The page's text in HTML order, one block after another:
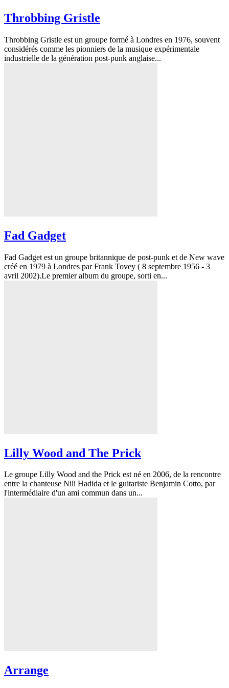
Throbbing Gristle
Throbbing Gristle est un groupe formé à Londres en 1976, souvent
considérés comme les pionniers de la musique expérimentale
industrielle de la génération post-punk anglaise...
Fad Gadget
Fad Gadget est un groupe britannique de post-punk et de New wave
créé en 1979 à Londres par Frank Tovey ( 8 septembre 1956 - 3
avril 2002).Le premier album du groupe, sorti en...
Lilly Wood and The Prick
Le groupe Lilly Wood and the Prick est né en 2006, de la rencontre
entre la chanteuse Nili Hadida et le guitariste Benjamin Cotto, par
l'intermédiaire d'un ami commun dans un...
Arrange